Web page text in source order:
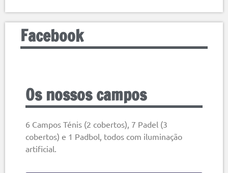
Facebook
Os nossos campos
6 Campos Ténis (2 cobertos), 7 Padel (3
cobertos) e 1 Padbol, todos com iluminação
artificial.